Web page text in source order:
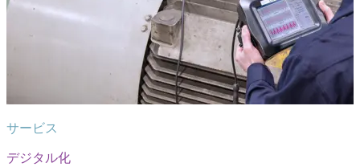
サービス
デジタル化